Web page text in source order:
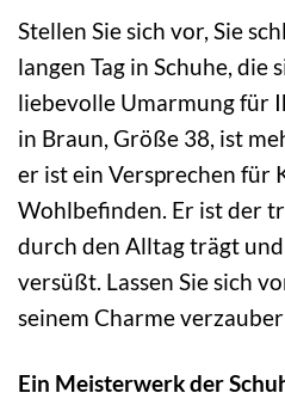
Stellen Sie sich vor, Sie
langen Tag in Schuhe, die
liebevolle Umarmung für
in Braun, Größe 38, ist
er ist ein Versprechen für
Wohlbefinden. Er ist der
durch den Alltag trägt
versüßt. Lassen Sie sich
seinem Charme
Ein Meisterwerk der